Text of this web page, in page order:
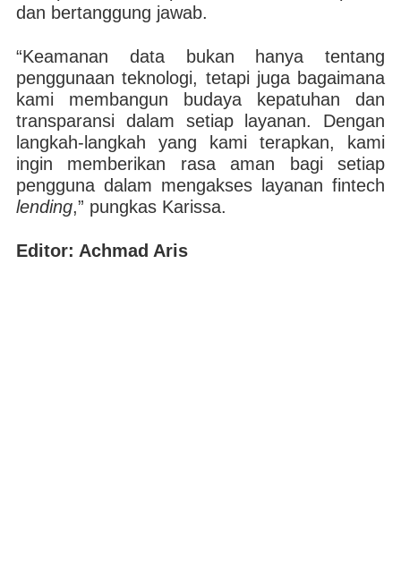
dan bertanggung jawab.
“Keamanan data bukan hanya tentang
penggunaan teknologi, tetapi juga bagaimana
kami membangun budaya kepatuhan dan
transparansi dalam setiap layanan. Dengan
langkah-langkah yang kami terapkan, kami
ingin memberikan rasa aman bagi setiap
pengguna dalam mengakses layanan fintech
lending,” pungkas Karissa.
Editor: Achmad Aris